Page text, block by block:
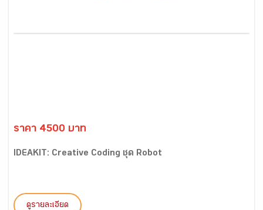
ราคา 4500 บาท
IDEAKIT: Creative Coding ชุด Robot
ดูรายละเอียด